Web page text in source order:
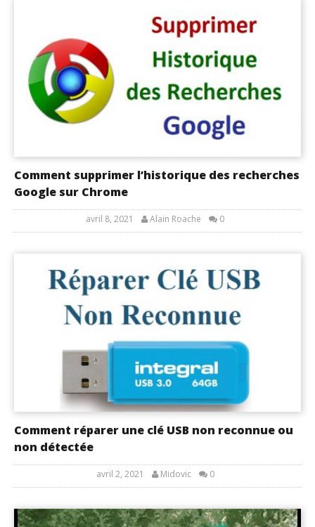
Comment supprimer l’historique des recherches
Google sur Chrome
avril 8, 2021 Alain Roache 0
Comment réparer une clé USB non reconnue ou
non détectée
avril 2, 2021 Midovic 0